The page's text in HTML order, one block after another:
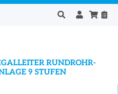
RUNDROHR-
9 STUFEN